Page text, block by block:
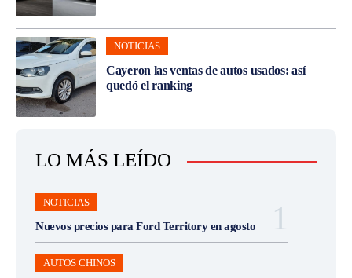
NOTICIAS
Cayeron las ventas de autos usados: así
quedó el ranking
LO MÁS LEÍDO
NOTICIAS
Nuevos precios para Ford Territory en agosto
AUTOS CHINOS